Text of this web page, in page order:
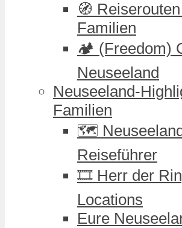
🧭
Familien
🏕️ (Freedom)
Neuseeland
Neuseeland-
Familien
🗺️
Reiseführer
🎞️ Herr der
Locations
Eure